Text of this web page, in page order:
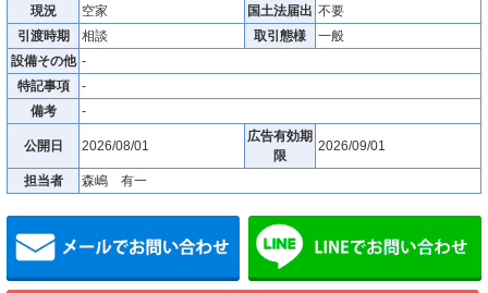
現況 空家 国土法届出 不要
引渡時期
相談 取引態様
一般
設備その他 -
特記事項
-
備考
-
公開日 2026/08/01
広告有効期
限
2026/09/01
担当者 森嶋 有一
メールでお問い合わせ